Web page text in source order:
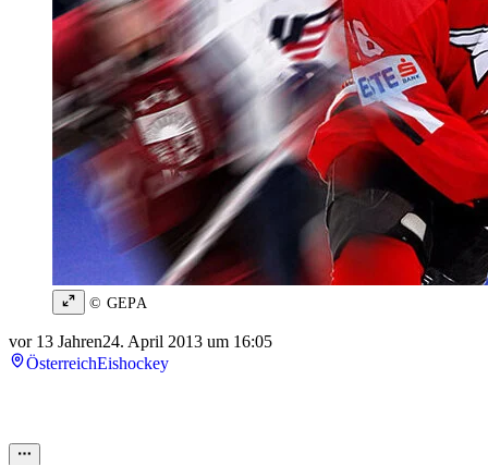
© GEPA
vor 13 Jahren24. April 2013 um 16:05
ÖsterreichEishockey